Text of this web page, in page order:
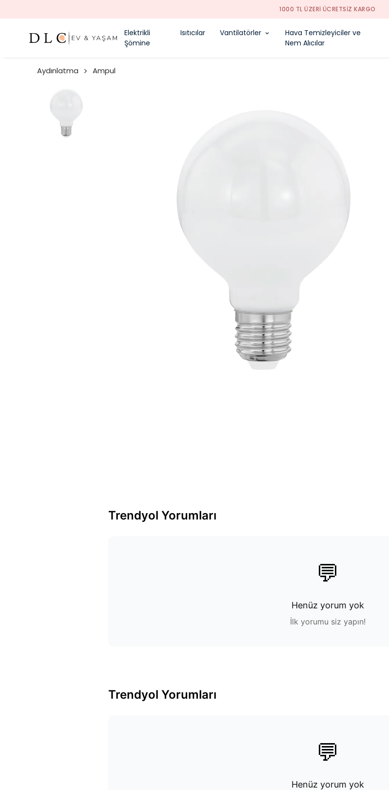
1000 TL ÜZERI ÜCRETSIZ KARGO
Elektrikli
Şömine
Isıtıcılar Vantilatörler
Hava Temizleyiciler ve
Nem Alıcılar
Aydınlatma Ampul
Trendyol Yorumları
💬
Henüz yorum yok
İlk yorumu siz yapın!
Trendyol Yorumları
💬
Henüz yorum yok